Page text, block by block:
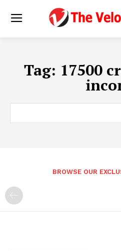
Tag: 17500
BROWSE OUR